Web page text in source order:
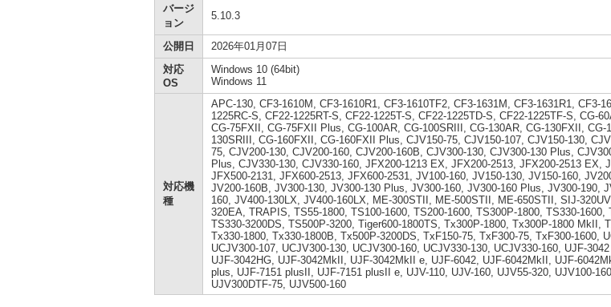
バージ
ョン
5.10.3
公開日
2026年01月07日
対応
OS
Windows 10 (64bit)
Windows 11
対応機
種
APC-130, CF3-1610M, CF3-1610R1, CF3-1610TF2, CF3-1631M, CF3-1631R1, CF3-
1225RC-S, CF22-1225RT-S, CF22-1225T-S, CF22-1225TD-S, CF22-1225TF-S, CG-
CG-75FXII, CG-75FXII Plus, CG-100AR, CG-100SRIII, CG-130AR, CG-130FXII, CG-
130SRIII, CG-160FXII, CG-160FXII Plus, CJV150-75, CJV150-107, CJV150-130,
75, CJV200-130, CJV200-160, CJV200-160B, CJV300-130, CJV300-130 Plus,
Plus, CJV330-130, CJV330-160, JFX200-1213 EX, JFX200-2513, JFX200-2513 EX,
JFX500-2131, JFX600-2513, JFX600-2531, JV100-160, JV150-130, JV150-160,
JV200-160B, JV300-130, JV300-130 Plus, JV300-160, JV300-160 Plus, JV300-190,
160, JV400-130LX, JV400-160LX, ME-300STII, ME-500STII, ME-650STII, SIJ-
320EA, TRAPIS, TS55-1800, TS100-1600, TS200-1600, TS300P-1800, TS330-1600,
TS330-3200DS, TS500P-3200, Tiger600-1800TS, Tx300P-1800, Tx300P-1800 MkII,
Tx330-1800, Tx330-1800B, Tx500P-3200DS, TxF150-75, TxF300-75, TxF300-1600,
UCJV300-107, UCJV300-130, UCJV300-160, UCJV330-130, UCJV330-160, UJF-
UJF-3042HG, UJF-3042MkII, UJF-3042MkII e, UJF-6042, UJF-6042MkII, UJF-
plus, UJF-7151 plusII, UJF-7151 plusII e, UJV-110, UJV-160, UJV55-320, UJV100-
UJV300DTF-75, UJV500-160